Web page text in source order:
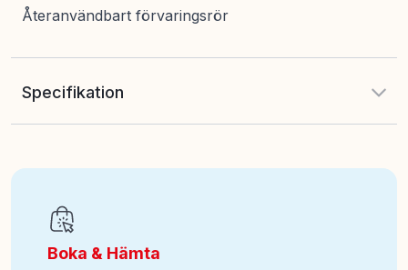
Återanvändbart förvaringsrör
Specifikation
Art nr:494-4324
Boka & Hämta